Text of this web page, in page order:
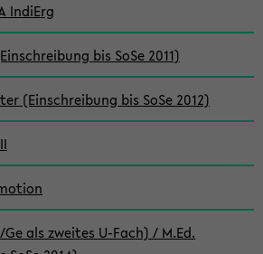
IndiErg
bis SoSe 2011)
(Einschreibung bis SoSe 2012)
als zweites U-Fach) / M.Ed.